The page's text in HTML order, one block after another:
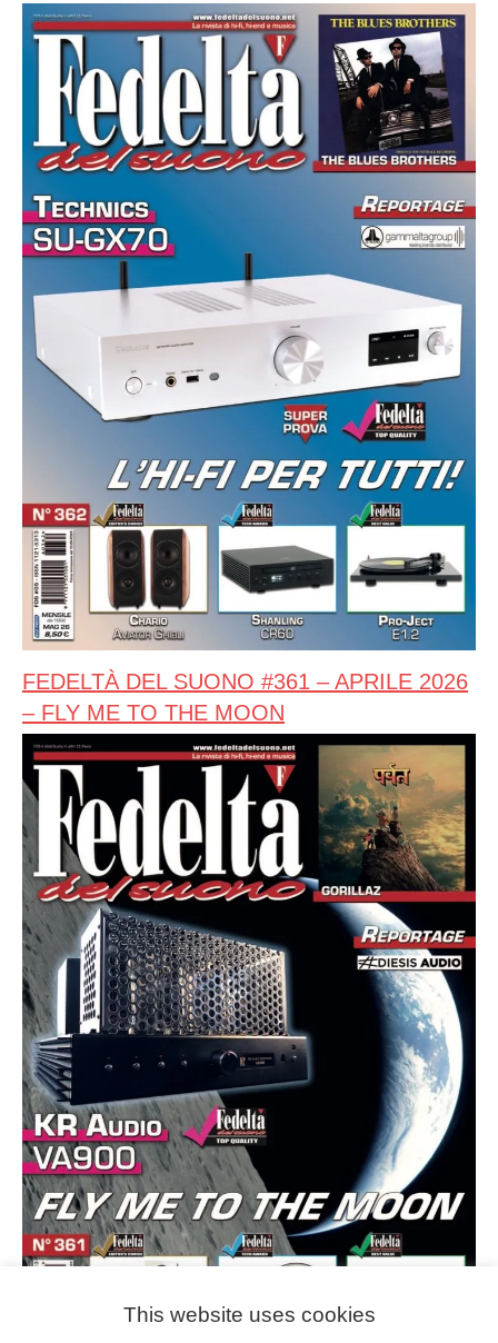
FEDELTÀ DEL SUONO #361 – APRILE 2026
– FLY ME TO THE MOON
This website uses cookies